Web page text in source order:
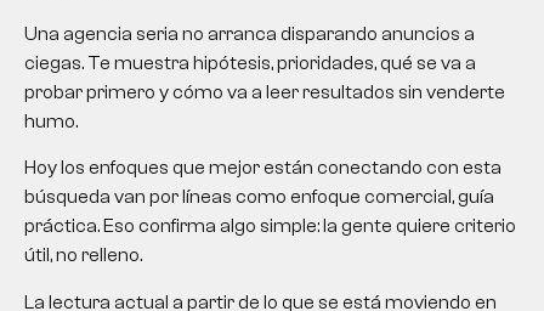
Una agencia seria no arranca disparando anuncios a
ciegas. Te muestra hipótesis, prioridades, qué se va a
probar primero y cómo va a leer resultados sin venderte
humo.
Hoy los enfoques que mejor están conectando con esta
búsqueda van por líneas como enfoque comercial, guía
práctica. Eso confirma algo simple: la gente quiere criterio
útil, no relleno.
La lectura actual a partir de lo que se está moviendo en